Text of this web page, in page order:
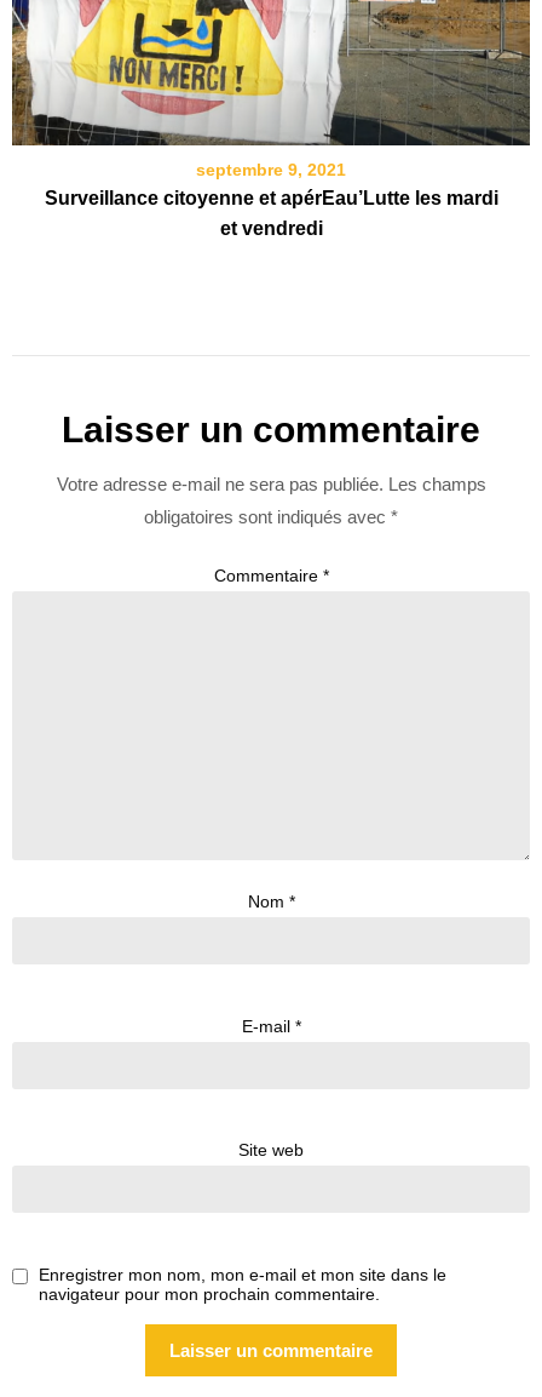
septembre 9, 2021
Surveillance citoyenne et apérEau’Lutte les mardi
et vendredi
Laisser un commentaire
Votre adresse e-mail ne sera pas publiée. Les champs
obligatoires sont indiqués avec *
Commentaire *
Nom *
E-mail *
Site web
Enregistrer mon nom, mon e-mail et mon site dans le
navigateur pour mon prochain commentaire.